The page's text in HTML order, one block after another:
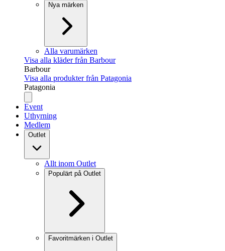
Nya märken
Alla varumärken
Visa alla kläder från Barbour
Barbour
Visa alla produkter från Patagonia
Patagonia
Event
Uthyrning
Medlem
Outlet
Allt inom Outlet
Populärt på Outlet
Favoritmärken i Outlet